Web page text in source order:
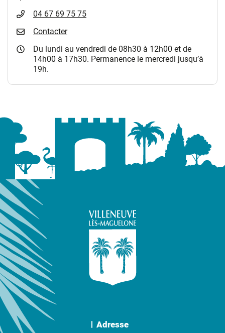
04 67 69 75 75
Contacter
Du lundi au vendredi de 08h30 à 12h00 et de
14h00 à 17h30. Permanence le mercredi jusqu’à
19h.
Adresse